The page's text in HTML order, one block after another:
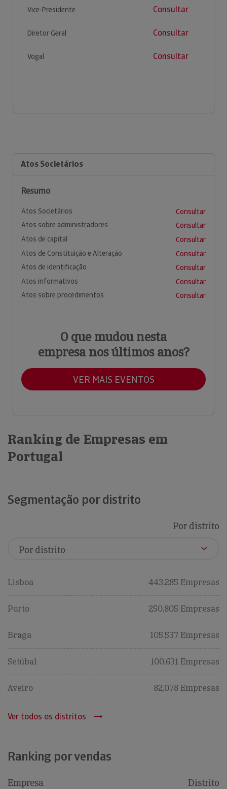
Vice-Presidente Consultar
Diretor Geral Consultar
Vogal Consultar
Atos Societários
Resumo
Atos Societários
Consultar
Atos sobre administradores
Consultar
Atos de capital
Consultar
Atos de Constituição e Alteração
Consultar
Atos de identificação
Consultar
Atos informativos
Consultar
Atos sobre procedimentos
Consultar
O que mudou nesta
empresa nos últimos anos?
VER MAIS EVENTOS
Ranking de Empresas em
Portugal
Segmentação por distrito
Por distrito
Lisboa 443,285 Empresas
Porto 250,805 Empresas
Braga 105,537 Empresas
Setúbal 100,631 Empresas
Aveiro 82,078 Empresas
Ver todos os distritos
Ranking por vendas
Empresa Distrito